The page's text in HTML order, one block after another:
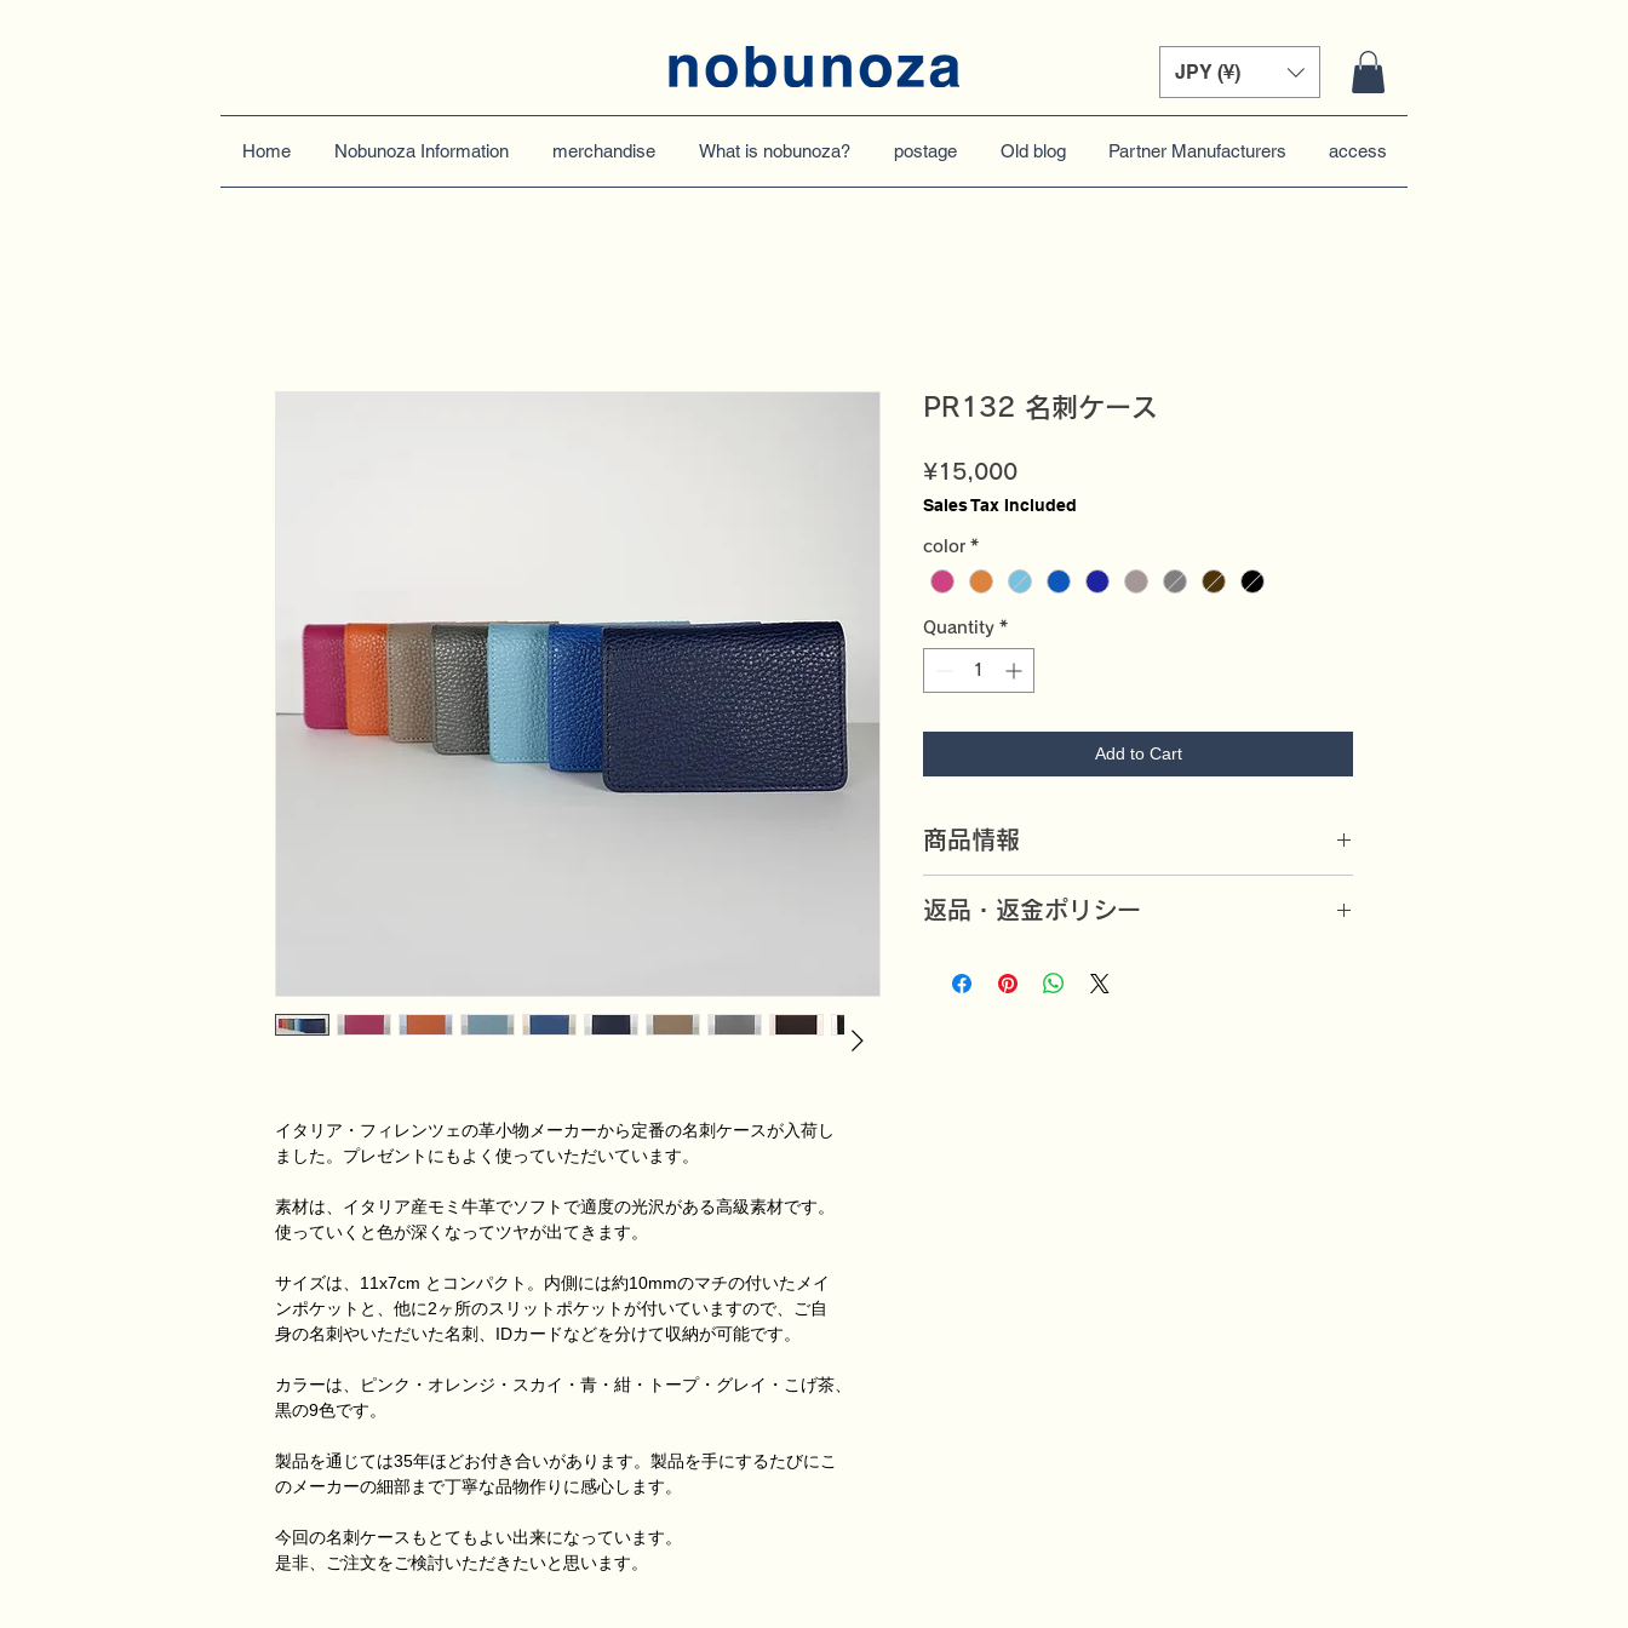
JPY (¥)
Home Nobunoza Information merchandise What is nobunoza? postage Old blog Partner Manufacturers access
イタリア・フィレンツェの革小物メーカーから定番の名刺ケースが入荷し
ました。プレゼントにもよく使っていただいています。
素材は、イタリア産モミ牛革でソフトで適度の光沢がある高級素材です。
使っていくと色が深くなってツヤが出てきます。
サイズは、11x7cm とコンパクト。内側には約10mmのマチの付いたメイ
ンポケットと、他に2ヶ所のスリットポケットが付いていますので、ご自
身の名刺やいただいた名刺、IDカードなどを分けて収納が可能です。
カラーは、ピンク・オレンジ・スカイ・青・紺・トープ・グレイ・こげ茶、
黒の9色です。
製品を通じては35年ほどお付き合いがあります。製品を手にするたびにこ
のメーカーの細部まで丁寧な品物作りに感心します。
今回の名刺ケースもとてもよい出来になっています。
是非、ご注文をご検討いただきたいと思います。
PR132 名刺ケース
¥15,000Price
Sales Tax Included
color *
Quantity *
Add to Cart
商品情報
い勝手のよい定番の名刺ケースです。
付いています。
返品・返金ポリシー
いたします。（返品送料は、弊店にて負担）